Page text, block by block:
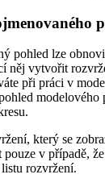
pohled lze
něj vytvořit
při práci v
modelového
který se
pouze v případě,
rozvržení.